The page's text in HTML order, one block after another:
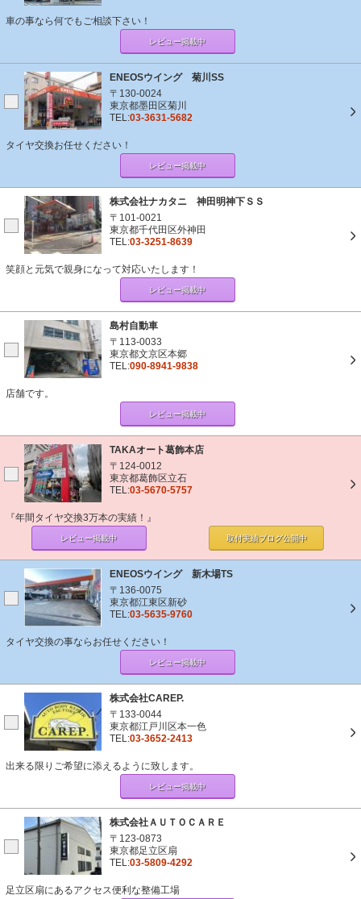
車の事なら何でもご相談下さい！
レビュー掲載中
ENEOSウイング 菊川SS
〒130-0024
東京都墨田区菊川
TEL:03-3631-5682
タイヤ交換お任せください！
レビュー掲載中
株式会社ナカタニ 神田明神下ＳＳ
〒101-0021
東京都千代田区外神田
TEL:03-3251-8639
笑顔と元気で親身になって対応いたします！
レビュー掲載中
島村自動車
〒113-0033
東京都文京区本郷
TEL:090-8941-9838
店舗です。
レビュー掲載中
TAKAオート葛飾本店
〒124-0012
東京都葛飾区立石
TEL:03-5670-5757
『年間タイヤ交換3万本の実績！』
レビュー掲載中 取付実績ブログ公開中
ENEOSウイング 新木場TS
〒136-0075
東京都江東区新砂
TEL:03-5635-9760
タイヤ交換の事ならお任せください！
レビュー掲載中
株式会社CAREP.
〒133-0044
東京都江戸川区本一色
TEL:03-3652-2413
出来る限りご希望に添えるように致します。
レビュー掲載中
株式会社ＡＵＴＯＣＡＲＥ
〒123-0873
東京都足立区扇
TEL:03-5809-4292
足立区扇にあるアクセス便利な整備工場